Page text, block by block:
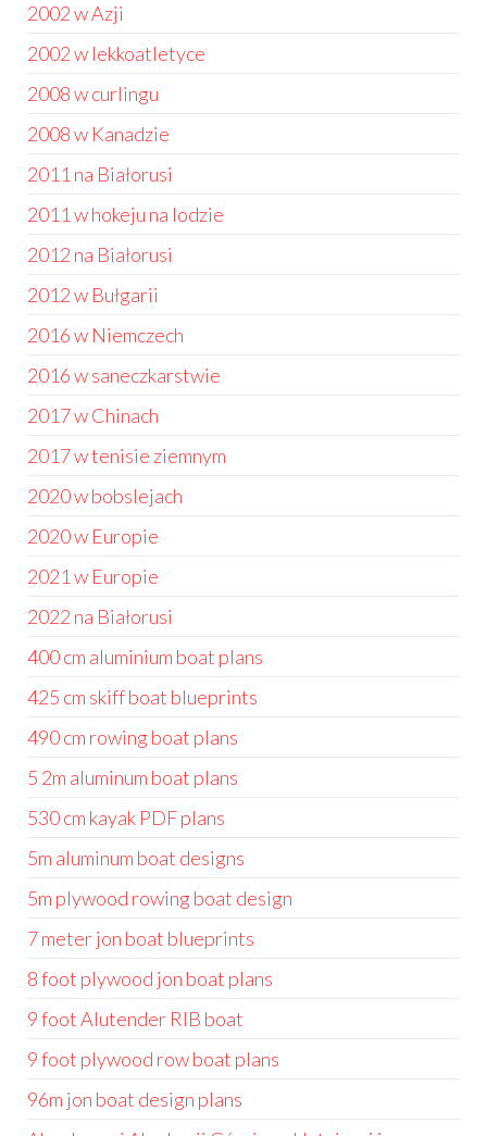
2002 w Azji
2002 w lekkoatletyce
2008 w curlingu
2008 w Kanadzie
2011 na Białorusi
2011 w hokeju na lodzie
2012 na Białorusi
2012 w Bułgarii
2016 w Niemczech
2016 w saneczkarstwie
2017 w Chinach
2017 w tenisie ziemnym
2020 w bobslejach
2020 w Europie
2021 w Europie
2022 na Białorusi
400 cm aluminium boat plans
425 cm skiff boat blueprints
490 cm rowing boat plans
5 2m aluminum boat plans
530 cm kayak PDF plans
5m aluminum boat designs
5m plywood rowing boat design
7 meter jon boat blueprints
8 foot plywood jon boat plans
9 foot Alutender RIB boat
9 foot plywood row boat plans
96m jon boat design plans